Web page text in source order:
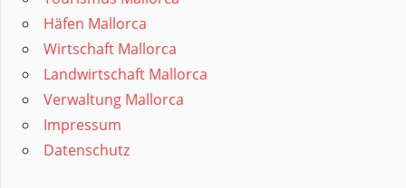
Häfen Mallorca
Wirtschaft Mallorca
Landwirtschaft Mallorca
Verwaltung Mallorca
Impressum
Datenschutz